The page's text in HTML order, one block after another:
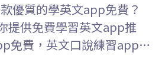
優質的學英文app免費？
提供免費學習英文app推
免費，英文口說練習app免
用等等，幫助你輕鬆選擇